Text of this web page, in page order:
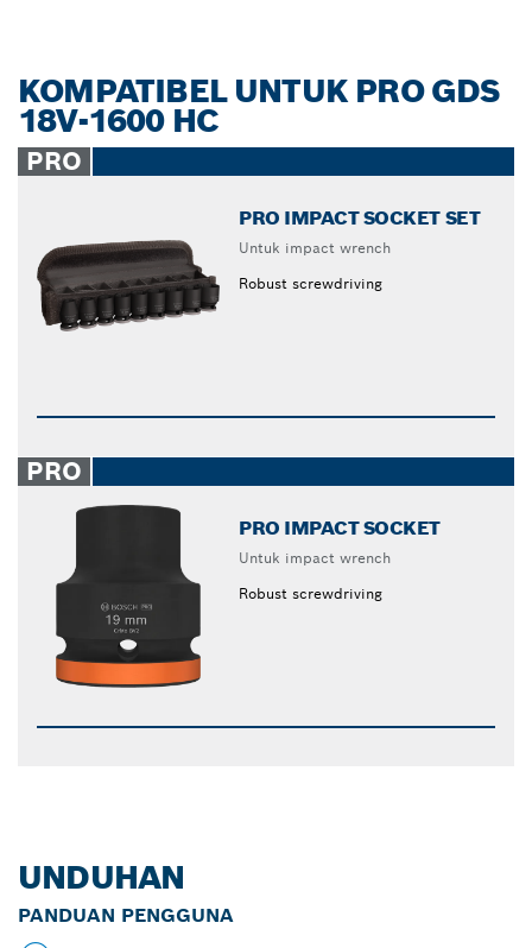
KOMPATIBEL UNTUK PRO GDS
18V-1600 HC
PRO
PRO IMPACT SOCKET SET
Untuk impact wrench
Robust screwdriving
PRO
PRO IMPACT SOCKET
Untuk impact wrench
Robust screwdriving
UNDUHAN
PANDUAN PENGGUNA